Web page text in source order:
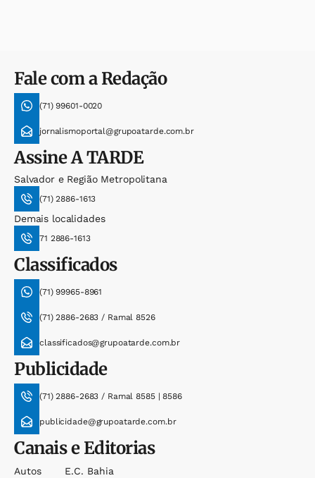
Fale com a Redação
(71) 99601-0020
jornalismoportal@grupoatarde.com.br
AssineA TARDE
Salvador e Região Metropolitana
(71) 2886-1613
Demais localidades
71 2886-1613
Classificados
(71) 99965-8961
(71) 2886-2683 / Ramal 8526
classificados@grupoatarde.com.br
Publicidade
(71) 2886-2683 / Ramal 8585 | 8586
publicidade@grupoatarde.com.br
Canais e Editorias
Autos
E.c. Bahia